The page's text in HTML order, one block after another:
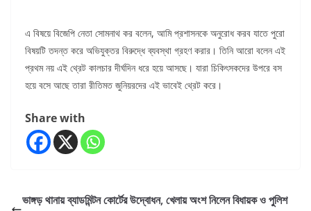
এ বিষয়ে বিজেপি নেতা সোমনাথ কর বলেন, আমি প্রশাসনকে অনুরোধ করব যাতে পুরো
বিষয়টি তদন্ত করে অভিযুক্তর বিরুদ্ধে ব্যবস্থা গ্রহণ করার। তিনি আরো বলেন এই
প্রথম নয় এই থ্রেট কালচার দীর্ঘদিন ধরে হয়ে আসছে। যারা চিকিৎসকদের উপরে বস
হয়ে বসে আছে তারা রীতিমত জুনিয়রদের এই ভাবেই থ্রেট করে।
Share with
ভাঙ্গড় থানায় ব্যাডমিন্টন কোর্টের উদ্বোধন, খেলায় অংশ নিলেন বিধায়ক ও পুলিশ